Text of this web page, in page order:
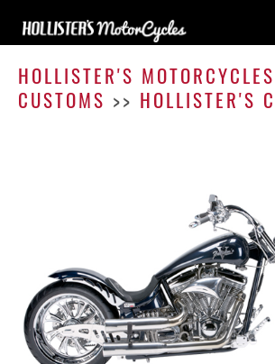
HOLLISTER'S MOTORCYCLES
CUSTOMS >> HOLLISTER'S